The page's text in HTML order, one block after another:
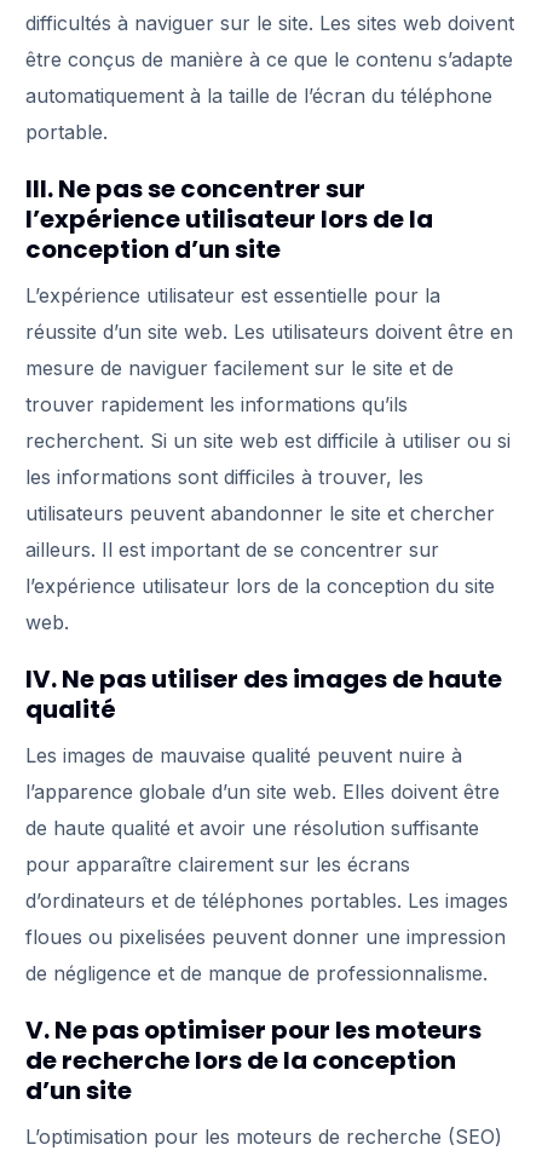
difficultés à naviguer sur le site. Les sites web doivent
être conçus de manière à ce que le contenu s’adapte
automatiquement à la taille de l’écran du téléphone
portable.
III. Ne pas se concentrer sur
l’expérience utilisateur lors de la
conception d’un site
L’expérience utilisateur est essentielle pour la
réussite d’un site web. Les utilisateurs doivent être en
mesure de naviguer facilement sur le site et de
trouver rapidement les informations qu’ils
recherchent. Si un site web est difficile à utiliser ou si
les informations sont difficiles à trouver, les
utilisateurs peuvent abandonner le site et chercher
ailleurs. Il est important de se concentrer sur
l’expérience utilisateur lors de la conception du site
web.
IV. Ne pas utiliser des images de haute
qualité
Les images de mauvaise qualité peuvent nuire à
l’apparence globale d’un site web. Elles doivent être
de haute qualité et avoir une résolution suffisante
pour apparaître clairement sur les écrans
d’ordinateurs et de téléphones portables. Les images
floues ou pixelisées peuvent donner une impression
de négligence et de manque de professionnalisme.
V. Ne pas optimiser pour les moteurs
de recherche lors de la conception
d’un site
L’optimisation pour les moteurs de recherche (SEO)